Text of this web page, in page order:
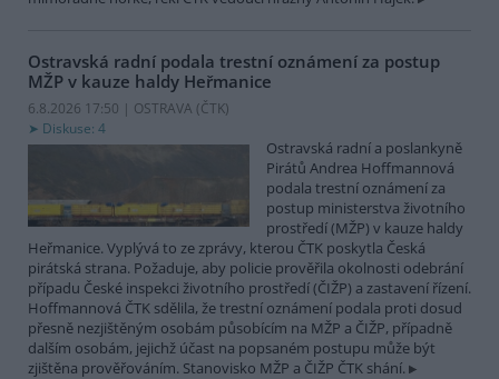
Ostravská radní podala trestní oznámení za postup
MŽP v kauze haldy Heřmanice
6.8.2026 17:50 | OSTRAVA (ČTK)
Diskuse: 4
Ostravská radní a poslankyně
Pirátů Andrea Hoffmannová
podala trestní oznámení za
postup ministerstva životního
prostředí (MŽP) v kauze haldy
Heřmanice. Vyplývá to ze zprávy, kterou ČTK poskytla Česká
pirátská strana. Požaduje, aby policie prověřila okolnosti odebrání
případu České inspekci životního prostředí (ČIŽP) a zastavení řízení.
Hoffmannová ČTK sdělila, že trestní oznámení podala proti dosud
přesně nezjištěným osobám působícím na MŽP a ČIŽP, případně
dalším osobám, jejichž účast na popsaném postupu může být
zjištěna prověřováním. Stanovisko MŽP a ČIŽP ČTK shání.